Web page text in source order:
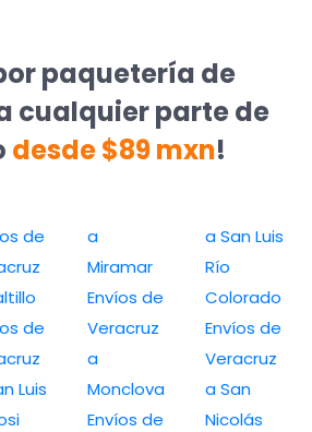
paquetería de
cualquier parte de
desde $89 mxn!
de
de
Luis
a
Miramar
Envíos de
Veracruz
a
Monclova
Envíos de
a San Luis
Río
Colorado
Envíos de
Veracruz
a San
Nicolás